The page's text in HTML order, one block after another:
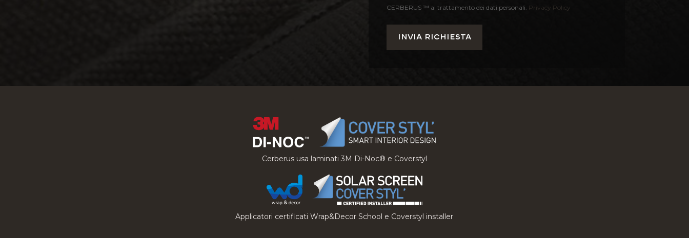
CERBERUS ™ al trattamento dei dati personali. Privacy Policy
Cerberus usa laminati 3M Di-Noc® e Coverstyl
Applicatori certificati Wrap&Decor School e Coverstyl installer